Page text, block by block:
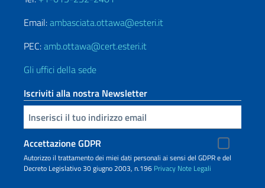
Email:ambasciata.ottawa@esteri.it
PEC:amb.ottawa@cert.esteri.it
Gli uffici della sede
Iscriviti alla nostra Newsletter
Inserisci la tua email
Accettazione GDPR
Autorizzo il trattamento dei miei dati personali ai sensi del GDPR e del
Decreto Legislativo 30 giugno 2003, n.196 Privacy Note Legali